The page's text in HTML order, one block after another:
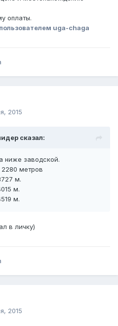
оплаты.
пользователем uga-chaga
2015
сказал:
ниже заводской.
метров
м.
м.
м.
в личку)
2015